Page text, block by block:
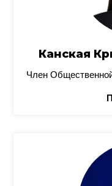
Канская
Член